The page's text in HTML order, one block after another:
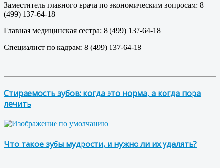
Заместитель главного врача по экономическим вопросам: 8
(499) 137-64-18
Главная медицинская сестра: 8 (499) 137-64-18
Специалист по кадрам: 8 (499) 137-64-18
Стираемость зубов: когда это норма, а когда пора
лечить
Что такое зубы мудрости, и нужно ли их удалять?